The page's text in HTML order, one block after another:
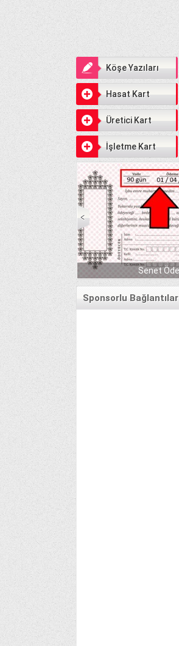
Köşe Yazıları
Hasat Kart
Üretici Kart
İşletme Kart
Senet Ödeme Günleri
Sponsorlu Bağlantılar